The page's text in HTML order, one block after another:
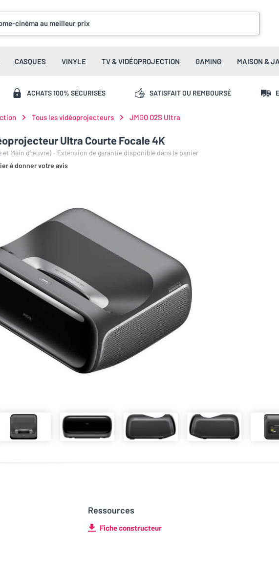
cinéma au meilleur prix
CASQUES VINYLE TV & VIDÉOPROJECTION GAMING MAISON &
ACHATS 100% SÉCURISÉS SATISFAIT OU REMBOURSÉ
Tous les vidéoprojecteurs JMGO O2S Ultra
Ultra Courte Focale 4K
et Main d’œuvre) - Extension de garantie disponible dans le panier
à donner votre avis
Ressources
Fiche constructeur